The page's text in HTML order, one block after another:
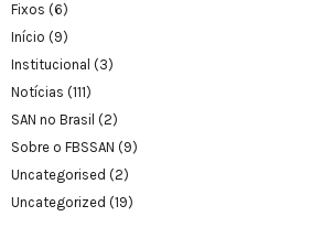
Fixos (6)
Início (9)
Institucional (3)
Notícias (111)
SAN no Brasil (2)
Sobre o FBSSAN (9)
Uncategorised (2)
Uncategorized (19)